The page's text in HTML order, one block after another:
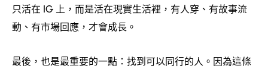
只活在 IG 上 ， 而是活在現實生活裡 ， 有人穿、有故事流
動、有市場回應 ， 才會成長。
最後 ， 也是最重要的一點 ： 找到可以同行的人。因為這條